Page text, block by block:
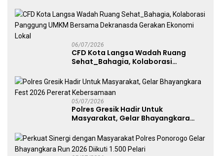
Free Day Makassar
06/07/2026
CFD Kota Langsa Wadah Ruang
Sehat_Bahagia, Kolaborasi
Dekranasda Gerakan Ekonomi Lokal
05/07/2026
Polres Gresik Hadir Untuk
Masyarakat, Gelar Bhayangkara